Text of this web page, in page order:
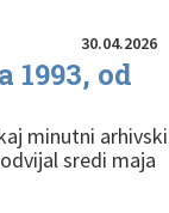
30.04.2026
od
minutni arhivski
sredi maja